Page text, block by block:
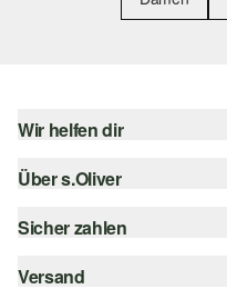
Wir helfen dir
Hilfe & FAQ
Über s.Oliver
Newsletter
Sicher zahlen
Rechnung
Versand